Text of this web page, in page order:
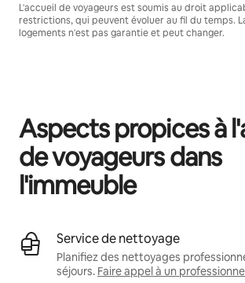
L'accueil de voyageurs est soumis au droit
restrictions, qui peuvent évoluer au fil du temps.
logements n'est pas garantie et peut changer.
Aspects propices à
de voyageurs dans
l'immeuble
Service de nettoyage
Planifiez des nettoyages
séjours. Faire appel à un